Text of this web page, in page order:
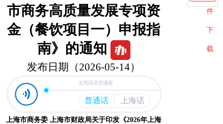
市商务高质量发展专项资
金（餐饮项目一）申报指
南》的通知
发布日期（2026-05-14）
上海市商务委 上海市财政局关于印发《2026年上海
件
下
载